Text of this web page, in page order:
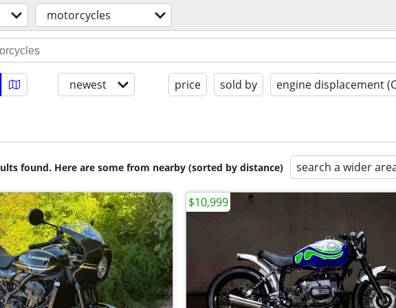
motorcycles
newest price sold by engine displacement
found. Here are some from nearby (sorted by distance) search a wider
$10,999